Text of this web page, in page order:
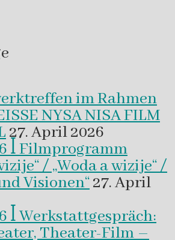
im Rahmen
NYSA NISA FILM
27. April 2026
ꟾ Filmprogramm
/ „Woda a wizije“ /
Visionen“27. April
ꟾ Werkstattgespräch:
Theater-Film –